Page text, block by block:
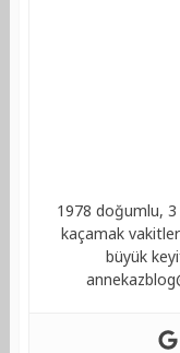
1978 doğumlu, 3
kaçamak
büyük